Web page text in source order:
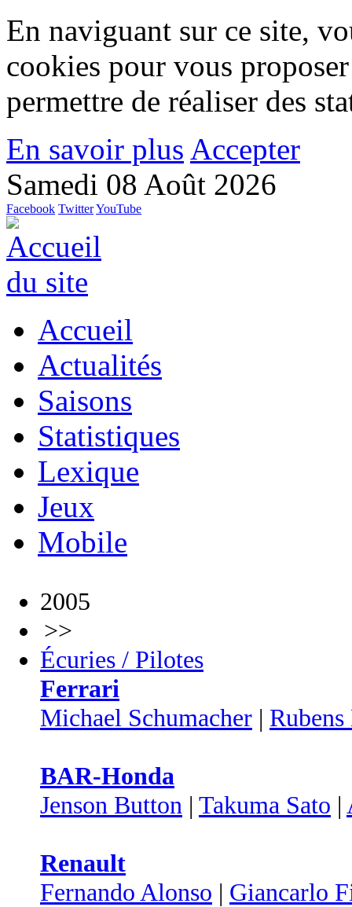
En naviguant sur ce site,
cookies pour vous
permettre de réaliser des
En savoir plus Accepter
Samedi 08 Août 2026
Facebook TwitterYouTube
Accueil
Actualités
Saisons
Statistiques
Lexique
Jeux
Mobile
2005
>>
Écuries / Pilotes
Ferrari
Michael Schumacher |
BAR-Honda
Jenson Button | Takuma Sato |
Renault
Fernando Alonso | Giancarlo